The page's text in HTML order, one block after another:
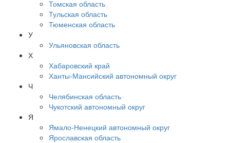
Томская область
Тульская область
Тюменская область
У
Ульяновская область
Х
Хабаровский край
Ханты-Мансийский автономный округ
Ч
Челябинская область
Чукотский автономный округ
Я
Ямало-Ненецкий автономный округ
Ярославская область